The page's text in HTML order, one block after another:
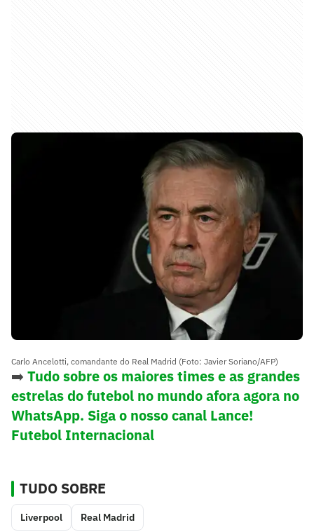
Carlo Ancelotti, comandante do Real Madrid (Foto: Javier Soriano/AFP)
➡️ Tudo sobre os maiores times e as grandes
estrelas do futebol no mundo afora agora no
WhatsApp. Siga o nosso canal Lance!
Futebol Internacional
TUDO SOBRE
Liverpool Real Madrid